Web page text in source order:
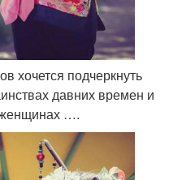
хочется подчеркнуть
давних времен и
….